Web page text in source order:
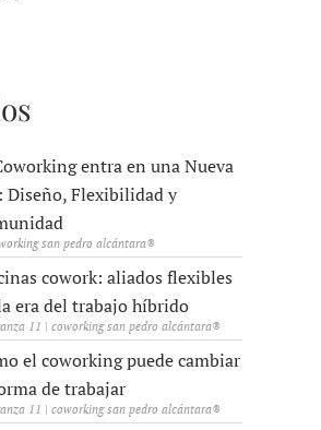
entra en una Nueva
Diseño, Flexibilidad y
san pedro alcántara®
cowork: aliados flexibles
era del trabajo híbrido
11 | coworking san pedro alcántara®
el coworking puede cambiar
de trabajar
11 | coworking san pedro alcántara®